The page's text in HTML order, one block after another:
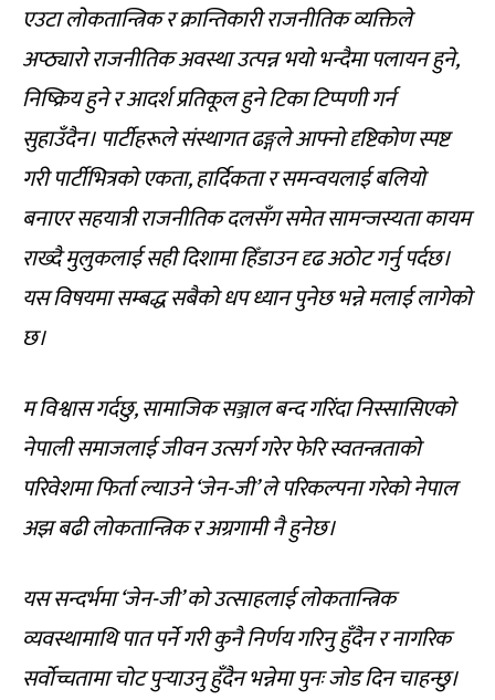
एउटा लोकतान्त्रिक र क्रान्तिकारी राजनीतिक व्यक्तिले
अप्ठ्यारो राजनीतिक अवस्था उत्पन्न भयो भन्दैमा पलायन हुने,
निष्क्रिय हुने र आदर्श प्रतिकूल हुने टिका टिप्पणी गर्न
सुहाउँदैन। पार्टीहरूले संस्थागत ढङ्गले आफ्नो दृष्टिकोण स्पष्ट
गरी पार्टीभित्रको एकता, हार्दिकता र समन्वयलाई बलियो
बनाएर सहयात्री राजनीतिक दलसँग समेत सामन्जस्यता कायम
राख्दै मुलुकलाई सही दिशामा हिँडाउन दृढ अठोट गर्नु पर्दछ।
यस विषयमा सम्बद्ध सबैको धप ध्यान पुनेछ भन्ने मलाई लागेको
छ।
म विश्वास गर्दछु, सामाजिक सञ्जाल बन्द गरिंदा निस्सासिएको
नेपाली समाजलाई जीवन उत्सर्ग गरेर फेरि स्वतन्त्रताको
परिवेशमा फिर्ता ल्याउने ‘जेन-जी’ ले परिकल्पना गरेको नेपाल
अझ बढी लोकतान्त्रिक र अग्रगामी नै हुनेछ।
यस सन्दर्भमा ‘जेन-जी’ को उत्साहलाई लोकतान्त्रिक
व्यवस्थामाथि पात पर्ने गरी कुनै निर्णय गरिनु हुँदैन र नागरिक
सर्वोच्चतामा चोट पुऱ्याउनु हुँदैन भन्नेमा पुनः जोड दिन चाहन्छु।